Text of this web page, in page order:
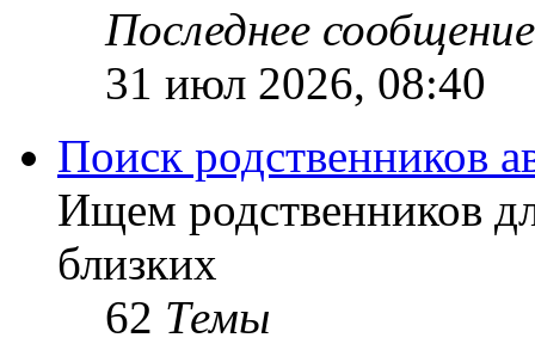
Последнее сообщение
31 июл 2026, 08:40
Поиск родственников
Ищем родственников
близких
62 Темы